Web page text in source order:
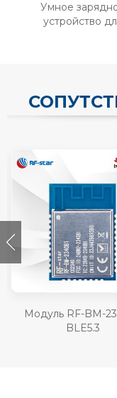
Умное
устройство
Модуль RF-BM-
BLE5.3